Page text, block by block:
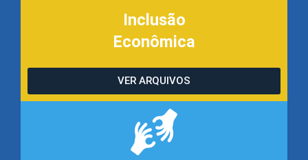
Inclusão
Econômica
VER ARQUIVOS